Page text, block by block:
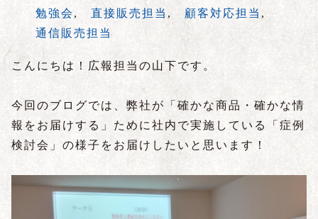
勉強会 , 直接販売担当 , 顧客対応担当 ,
通信販売担当
こんにちは！広報担当の山下です。
今回のブログでは、弊社が「確かな商品・確かな情
報をお届けする」ために社内で実施している「症例
検討会」の様子をお届けしたいと思います！